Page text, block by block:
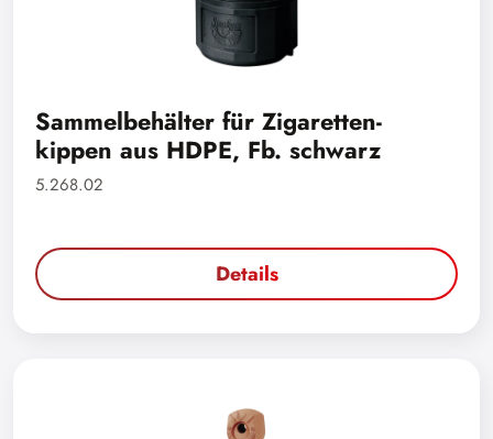
Sammelbehälter für Zigaretten-
kippen aus HDPE, Fb. schwarz
5.268.02
Details